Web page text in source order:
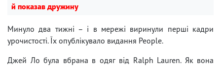
й показав дружину
Минуло два тижні – і в мережі виринули перші кадри
урочистості. Їх опублікувало видання People.
Джей Ло була вбрана в одяг від Ralph Lauren. Як вона